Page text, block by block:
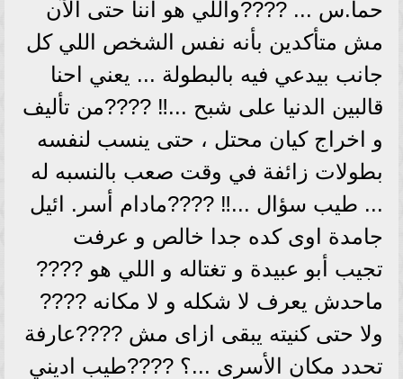
حما.س ... ????واللي هو أننا حتى الآن
مش متأكدين بأنه نفس الشخص اللي كل
جانب بيدعي فيه بالبطولة ... يعني احنا
قالبين الدنيا على شبح ...‼️ ????من تأليف
و اخراج كيان محتل ، حتى ينسب لنفسه
بطولات زائفة في وقت صعب بالنسبه له
... طيب سؤال ...‼️ ????مادام أسر. ائيل
جامدة اوى كده جدا خالص و عرفت
تجيب أبو عبيدة و تغتاله و اللي هو ????
ماحدش يعرف لا شكله و لا مكانه ????
ولا حتى كنيته يبقى ازاى مش ????عارفة
تحدد مكان الأسرى ...؟ ????طيب اديني